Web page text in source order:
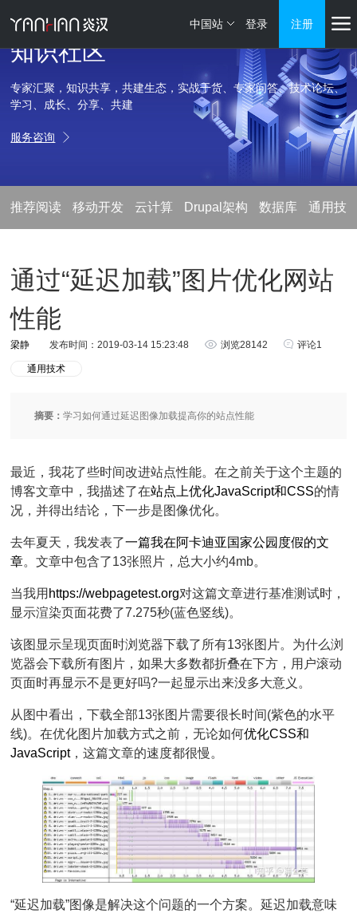
中国站 登录 注册
知识社区
专家汇聚，知识共享，共建生态，实战干货、专家问答、技术论坛、
学习、成长、分享、共建
服务咨询
推荐阅读 移动开发 云计算 Drupal架构 数据库 通用技
通过“延迟加载”图片优化网站
性能
梁静 发布时间：2019-03-14 15:23:48 浏览28142 评论1
通用技术
摘要：学习如何通过延迟图像加载提高你的站点性能
最近，我花了些时间改进站点性能。在之前关于这个主题的
博客文章中，我描述了在站点上优化JavaScript和CSS的情
况，并得出结论，下一步是图像优化。
去年夏天，我发表了一篇我在阿卡迪亚国家公园度假的文
章。文章中包含了13张照片，总大小约4mb。
当我用 https://webpagetest.org对这篇文章进行基准测试时，
显示渲染页面花费了7.275秒(蓝色竖线)。
该图显示呈现页面时浏览器下载了所有13张图片。为什么浏
览器会下载所有图片，如果大多数都折叠在下方，用户滚动
页面时再显示不是更好吗?一起显示出来没多大意义。
从图中看出，下载全部13张图片需要很长时间(紫色的水平
线)。在优化图片加载方式之前，无论如何优化CSS和
JavaScript，这篇文章的速度都很慢。
“延迟加载”图像是解决这个问题的一个方案。延迟加载意味